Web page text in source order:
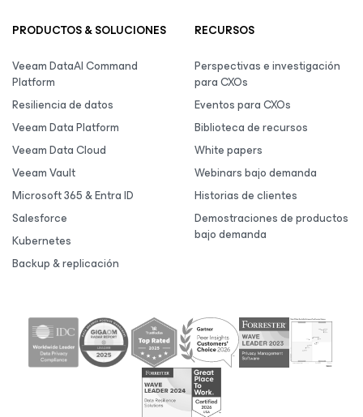
PRODUCTOS & SOLUCIONES
Veeam DataAI Command
Platform
Resiliencia de datos
Veeam Data Platform
Veeam Data Cloud
Veeam Vault
Microsoft 365 & Entra ID
Salesforce
Kubernetes
Backup & replicación
RECURSOS
Perspectivas e investigación
para CXOs
Eventos para CXOs
Biblioteca de recursos
White papers
Webinars bajo demanda
Historias de clientes
Demostraciones de productos
bajo demanda